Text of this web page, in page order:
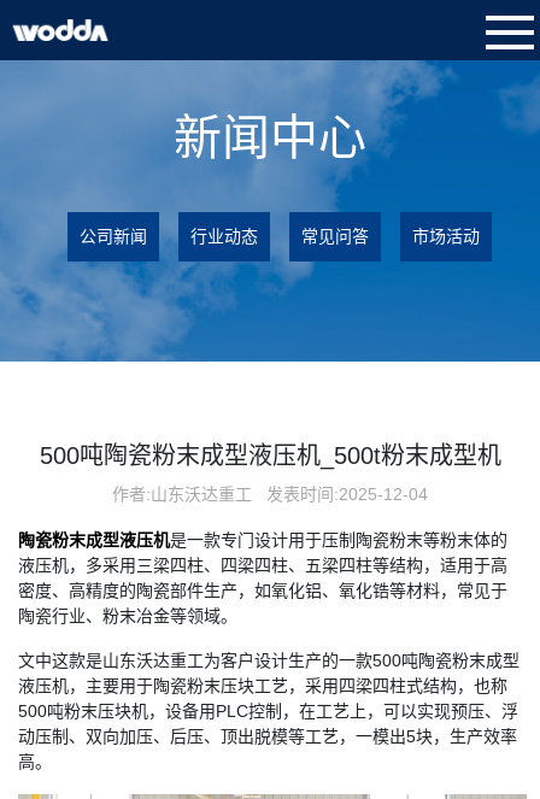
新闻中心
公司新闻 行业动态 常见问答 市场活动
500吨陶瓷粉末成型液压机_500t粉末成型机
作者:山东沃达重工 发表时间:2025-12-04
陶瓷粉末成型液压机是一款专门设计用于压制陶瓷粉末等粉末体的
液压机，多采用三梁四柱、四梁四柱、五梁四柱等结构，适用于高
密度、高精度的陶瓷部件生产，如氧化铝、氧化锆等材料，常见于
陶瓷行业、粉末冶金等领域。
文中这款是山东沃达重工为客户设计生产的一款500吨陶瓷粉末成型
液压机，主要用于陶瓷粉末压块工艺，采用四梁四柱式结构，也称
500吨粉末压块机，设备用PLC控制，在工艺上，可以实现预压、浮
动压制、双向加压、后压、顶出脱模等工艺，一模出5块，生产效率
高。